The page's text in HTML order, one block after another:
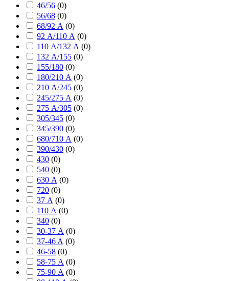
46/56 (0)
56/68 (0)
68/92 А (0)
92 А/110 А (0)
110 А/132 А (0)
132 А/155 (0)
155/180 (0)
180/210 А (0)
210 А/245 (0)
245/275 А (0)
275 А/305 (0)
305/345 (0)
345/390 (0)
680/710 А (0)
390/430 (0)
430 (0)
540 (0)
630 А (0)
720 (0)
37 А (0)
110 А (0)
340 (0)
30-37 А (0)
37-46 A (0)
46-58 (0)
58-75 А (0)
75-90 А (0)